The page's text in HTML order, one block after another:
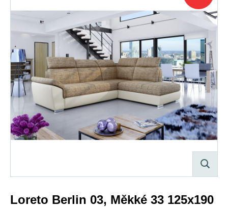
Loreto Berlin 03, Měkké 33 125x190